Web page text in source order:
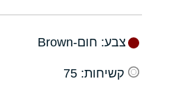
צבע: חום-Brown
קשיחות: 75